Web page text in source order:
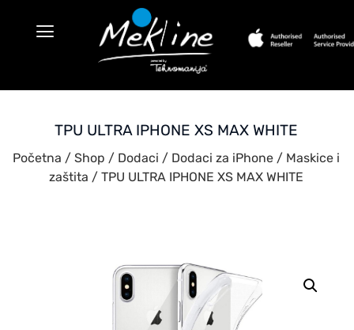
TPU ULTRA IPHONE XS MAX WHITE
Početna / Shop / Dodaci / Dodaci za iPhone / Maskice i
zaštita / TPU ULTRA IPHONE XS MAX WHITE